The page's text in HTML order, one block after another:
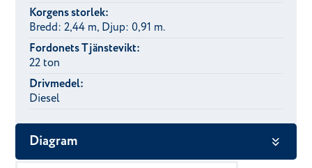
Korgens storlek:
Bredd: 2,44 m, Djup: 0,91 m.
Fordonets Tjänstevikt:
22 ton
Drivmedel:
Diesel
Diagram